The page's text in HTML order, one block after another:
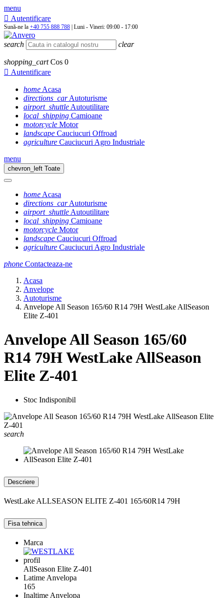
menu
 Autentificare
Sună-ne la +40 755 888 788 | Luni - Vineri: 09:00 - 17:00
search clear
shopping_cart Cos 0
 Autentificare
home Acasa
directions_carAutoturisme
airport_shuttle Autoutilitare
local_shipping Camioane
motorcycle Motor
landscape Cauciucuri Offroad
agriculture Cauciucuri Agro Industriale
menu
chevron_left Toate
home Acasa
directions_carAutoturisme
airport_shuttle Autoutilitare
local_shipping Camioane
motorcycle Motor
landscape Cauciucuri Offroad
agriculture Cauciucuri Agro Industriale
phone Contacteaza-ne
Acasa
Anvelope
Autoturisme
Anvelope All Season 165/60 R14 79H WestLake AllSeason
Elite Z-401
Anvelope All Season 165/60
R14 79H WestLake AllSeason
Elite Z-401
Stoc Indisponibil
search
Descriere
WestLake ALLSEASON ELITE Z-401 165/60R14 79H
Fisa tehnica
Marca
profil
AllSeason Elite Z-401
Latime Anvelopa
165
Inaltime Anvelopa